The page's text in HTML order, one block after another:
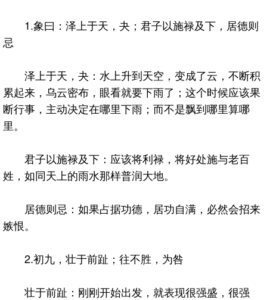
1.象曰：泽上于天，夬；君子以施禄及下，居德则
忌
泽上于天，夬：水上升到天空，变成了云，不断积
累起来，乌云密布，眼看就要下雨了；这个时候应该果
断行事，主动决定在哪里下雨；而不是飘到哪里算哪
里。
君子以施禄及下：应该将利禄，将好处施与老百
姓，如同天上的雨水那样普润大地。
居德则忌：如果占据功德，居功自满，必然会招来
嫉恨。
2.初九，壮于前趾；往不胜，为咎
壮于前趾：刚刚开始出发，就表现很强盛，很强